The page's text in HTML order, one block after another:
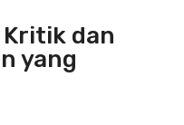
dan
yang